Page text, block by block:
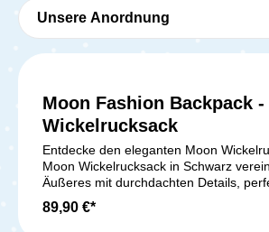
Moon Fashion Backpack -
Wickelrucksack
Entdecke den eleganten Moon
Moon Wickelrucksack in Schwarz
Äußeres mit durchdachten Details,
Eltern, die viel unterwegs sind. Mit
praktischen Begleiter wird die Wickelzeit
89,90 €*